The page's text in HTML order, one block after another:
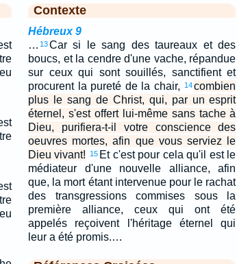
Contexte
Hébreux 9
… 13Car si le sang des taureaux et des
boucs, et la cendre d'une vache, répandue
sur ceux qui sont souillés, sanctifient et
procurent la pureté de la chair,
14 combien
plus le sang de Christ, qui, par un esprit
éternel, s'est offert lui-même sans tache à
Dieu, purifiera-t-il votre conscience des
oeuvres mortes, afin que vous serviez le
Dieu vivant!
15 Et c'est pour cela qu'il est le
médiateur d'une nouvelle alliance, afin
que, la mort étant intervenue pour le rachat
des transgressions commises sous la
première alliance, ceux qui ont été
appelés reçoivent l'héritage éternel qui
leur a été promis.…